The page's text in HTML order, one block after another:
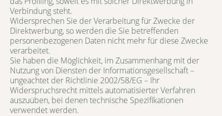
Verbindung steht.
Widersprechen Sie der Verarbeitung für Zwecke der
Direktwerbung, so werden die Sie betreffenden
personenbezogenen Daten nicht mehr für diese Zwecke
verarbeitet.
Sie haben die Möglichkeit, im Zusammenhang mit der
Nutzung von Diensten der Informationsgesellschaft –
ungeachtet der Richtlinie 2002/58/EG – Ihr
Widerspruchsrecht mittels automatisierter Verfahren
auszuüben, bei denen technische Spezifikationen
verwendet werden.